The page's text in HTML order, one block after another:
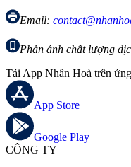
Email:
Phản ánh chất lượng
Tải App Nhân Hoà trên
App Store
Google Play
CÔNG TY